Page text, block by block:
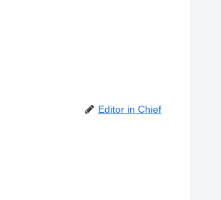
Editor in Chief